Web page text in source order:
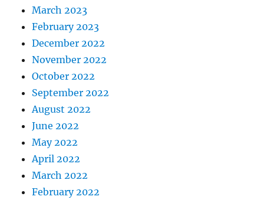
March 2023
February 2023
December 2022
November 2022
October 2022
September 2022
August 2022
June 2022
May 2022
April 2022
March 2022
February 2022